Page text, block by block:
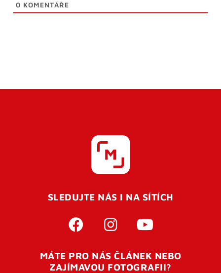
0 KOMENTÁŘE
SLEDUJTE NÁS I NA SÍTÍCH
MÁTE PRO NÁS ČLÁNEK NEBO
ZAJÍMAVOU FOTOGRAFII?